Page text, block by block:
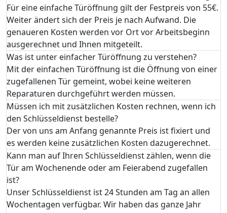
Für eine einfache Türöffnung gilt der Festpreis von 55€.
Weiter ändert sich der Preis je nach Aufwand. Die
genaueren Kosten werden vor Ort vor Arbeitsbeginn
ausgerechnet und Ihnen mitgeteilt.
Was ist unter einfacher Türöffnung zu verstehen?
Mit der einfachen Türöffnung ist die Öffnung von einer
zugefallenen Tür gemeint, wobei keine weiteren
Reparaturen durchgeführt werden müssen.
Müssen ich mit zusätzlichen Kosten rechnen, wenn ich
den Schlüsseldienst bestelle?
Der von uns am Anfang genannte Preis ist fixiert und
es werden keine zusätzlichen Kosten dazugerechnet.
Kann man auf Ihren Schlüsseldienst zählen, wenn die
Tür am Wochenende oder am Feierabend zugefallen
ist?
Unser Schlüsseldienst ist 24 Stunden am Tag an allen
Wochentagen verfügbar. Wir haben das ganze Jahr